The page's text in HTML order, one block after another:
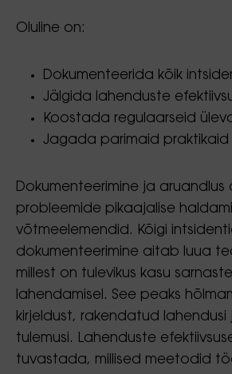
Oluline on:
Dokumenteerida kõik
Jälgida lahenduste
Koostada regulaarseid
Jagada parimaid praktikaid
Dokumenteerimine ja aruandlus
probleemide pikaajalise
võtmeelemendid. Kõigi
dokumenteerimine aitab luua
millest on tulevikus kasu
lahendamisel. See peaks
kirjeldust, rakendatud lahendusi
tulemusi. Lahenduste
tuvastada, millised meetodid